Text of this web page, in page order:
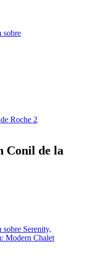
sobre
Roche 2
Conil de la
Serenity,
Modern Chalet